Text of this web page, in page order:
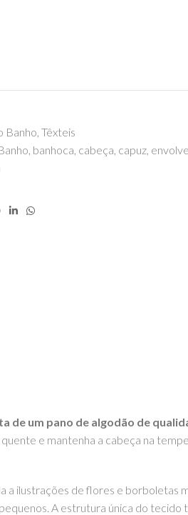
Banho, Têxteis
, banhoca, cabeça, capuz, envolve
de um pano de algodão de
e mantenha a cabeça na
ilustrações de flores e borboletas
A estrutura única do tecido